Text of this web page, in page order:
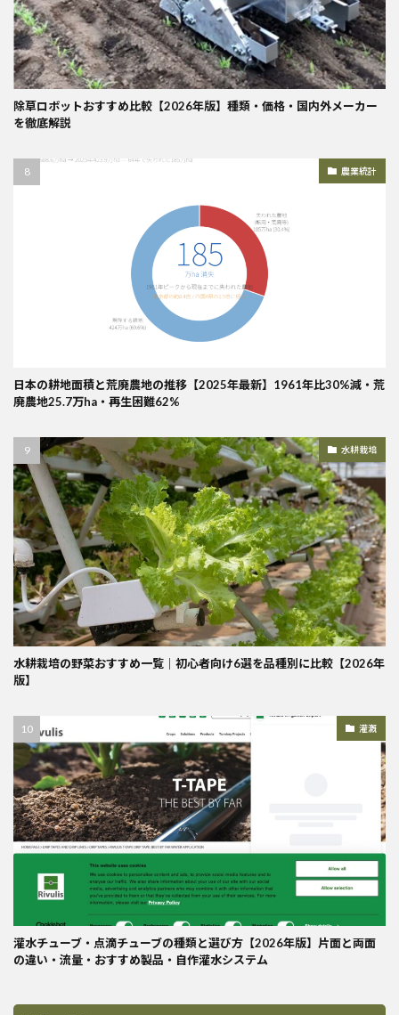
除草ロボットおすすめ比較【2026年版】種類・価格・国内外メーカー
を徹底解説
農業統計
日本の耕地面積と荒廃農地の推移【2025年最新】1961年比30%減・荒
廃農地25.7万ha・再生困難62%
水耕栽培
水耕栽培の野菜おすすめ一覧｜初心者向け6選を品種別に比較【2026年
版】
灌漑
灌水チューブ・点滴チューブの種類と選び方【2026年版】片面と両面
の違い・流量・おすすめ製品・自作灌水システム